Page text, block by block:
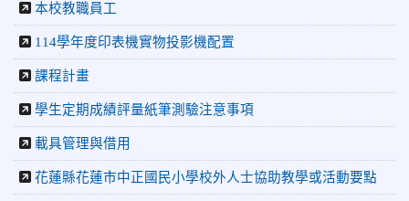
2026-05-03
榮譽
Show and Tell榮獲佳績
2026-04-30 國稅局「114年度綜合所得稅結算申報」宣導內
容
2026-04-27
榮譽
賀 本校籃球隊參加115年花蓮縣縣長盃籃
球錦標賽 榮獲亞軍！
2026-04-09
公告
賀! 本校中正國小115年度(1~3年級)健康
促進繪畫比賽優勝名單
本校教職員工
114學年度印表機實物投影機配置
課程計畫
學生定期成績評量紙筆測驗注意事項
載具管理與借用
花蓮縣花蓮市中正國民小學校外人士協助教學或活動要點